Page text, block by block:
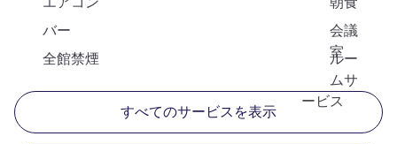
バー
会議
室
全館禁煙
ルー
ムサ
ービス
すべてのサービスを表示